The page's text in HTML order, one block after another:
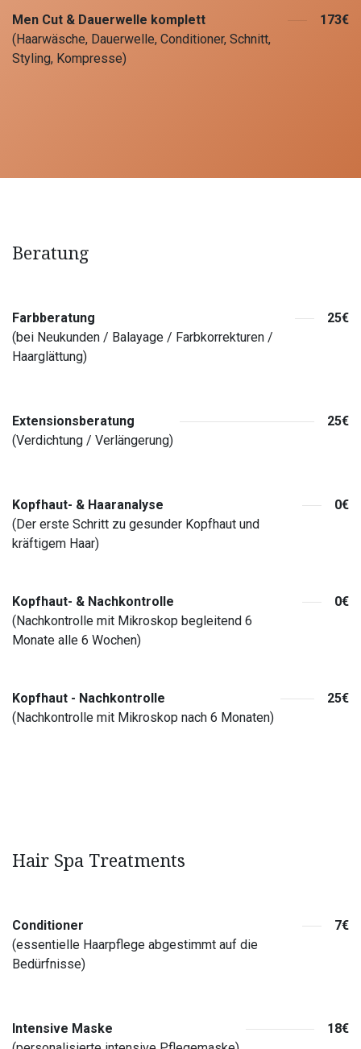
Men Cut & Dauerwelle komplett
(Haarwäsche, Dauerwelle, Conditioner, Schnitt,
Styling, Kompresse)
173€
Beratung
Farbberatung
(bei Neukunden / Balayage / Farbkorrekturen /
Haarglättung)
25€
Extensionsberatung
(Verdichtung / Verlängerung)
25€
Kopfhaut- & Haaranalyse
(Der erste Schritt zu gesunder Kopfhaut und
kräftigem Haar)
0€
Kopfhaut- & Nachkontrolle
(Nachkontrolle mit Mikroskop begleitend 6
Monate alle 6 Wochen)
0€
Kopfhaut - Nachkontrolle
(Nachkontrolle mit Mikroskop nach 6 Monaten)
25€
Hair Spa Treatments
Conditioner
(essentielle Haarpflege abgestimmt auf die
Bedürfnisse)
7€
Intensive Maske
18€